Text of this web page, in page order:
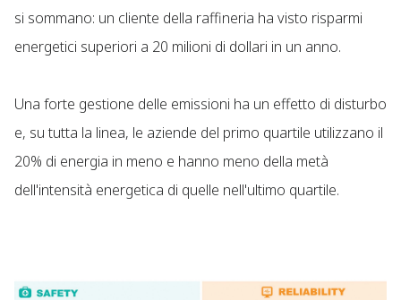
si sommano: un cliente della raffineria ha visto risparmi
energetici superiori a 20 milioni di dollari in un anno.
Una forte gestione delle emissioni ha un effetto di disturbo
e, su tutta la linea, le aziende del primo quartile utilizzano il
20% di energia in meno e hanno meno della metà
dell'intensità energetica di quelle nell'ultimo quartile.